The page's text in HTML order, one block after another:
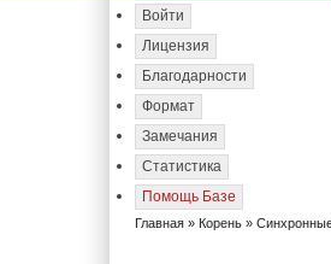
Войти
Лицензия
Благодарности
Формат
Замечания
Статистика
Помощь Базе
Главная » Корень »